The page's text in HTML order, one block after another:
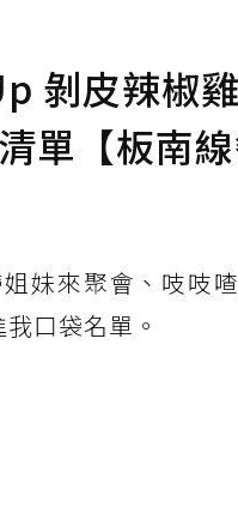
剝皮辣椒
單【板南線
妹來聚會、吱吱
口袋名單。